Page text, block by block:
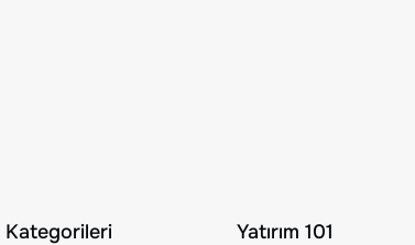
Kategorileri Yatırım 101